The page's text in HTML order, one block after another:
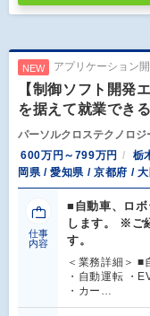
NEW アプリケーション
【制御ソフト開
を据えて就業でき
パーソルクロステクノロジ
600万円～799万円
栃
岡県 / 愛知県 / 京都府 /
仕事
内容
■自動車、ロ
します。 ※ご
す。
＜業務詳細＞ ■
・自動運転 ・
・カー…